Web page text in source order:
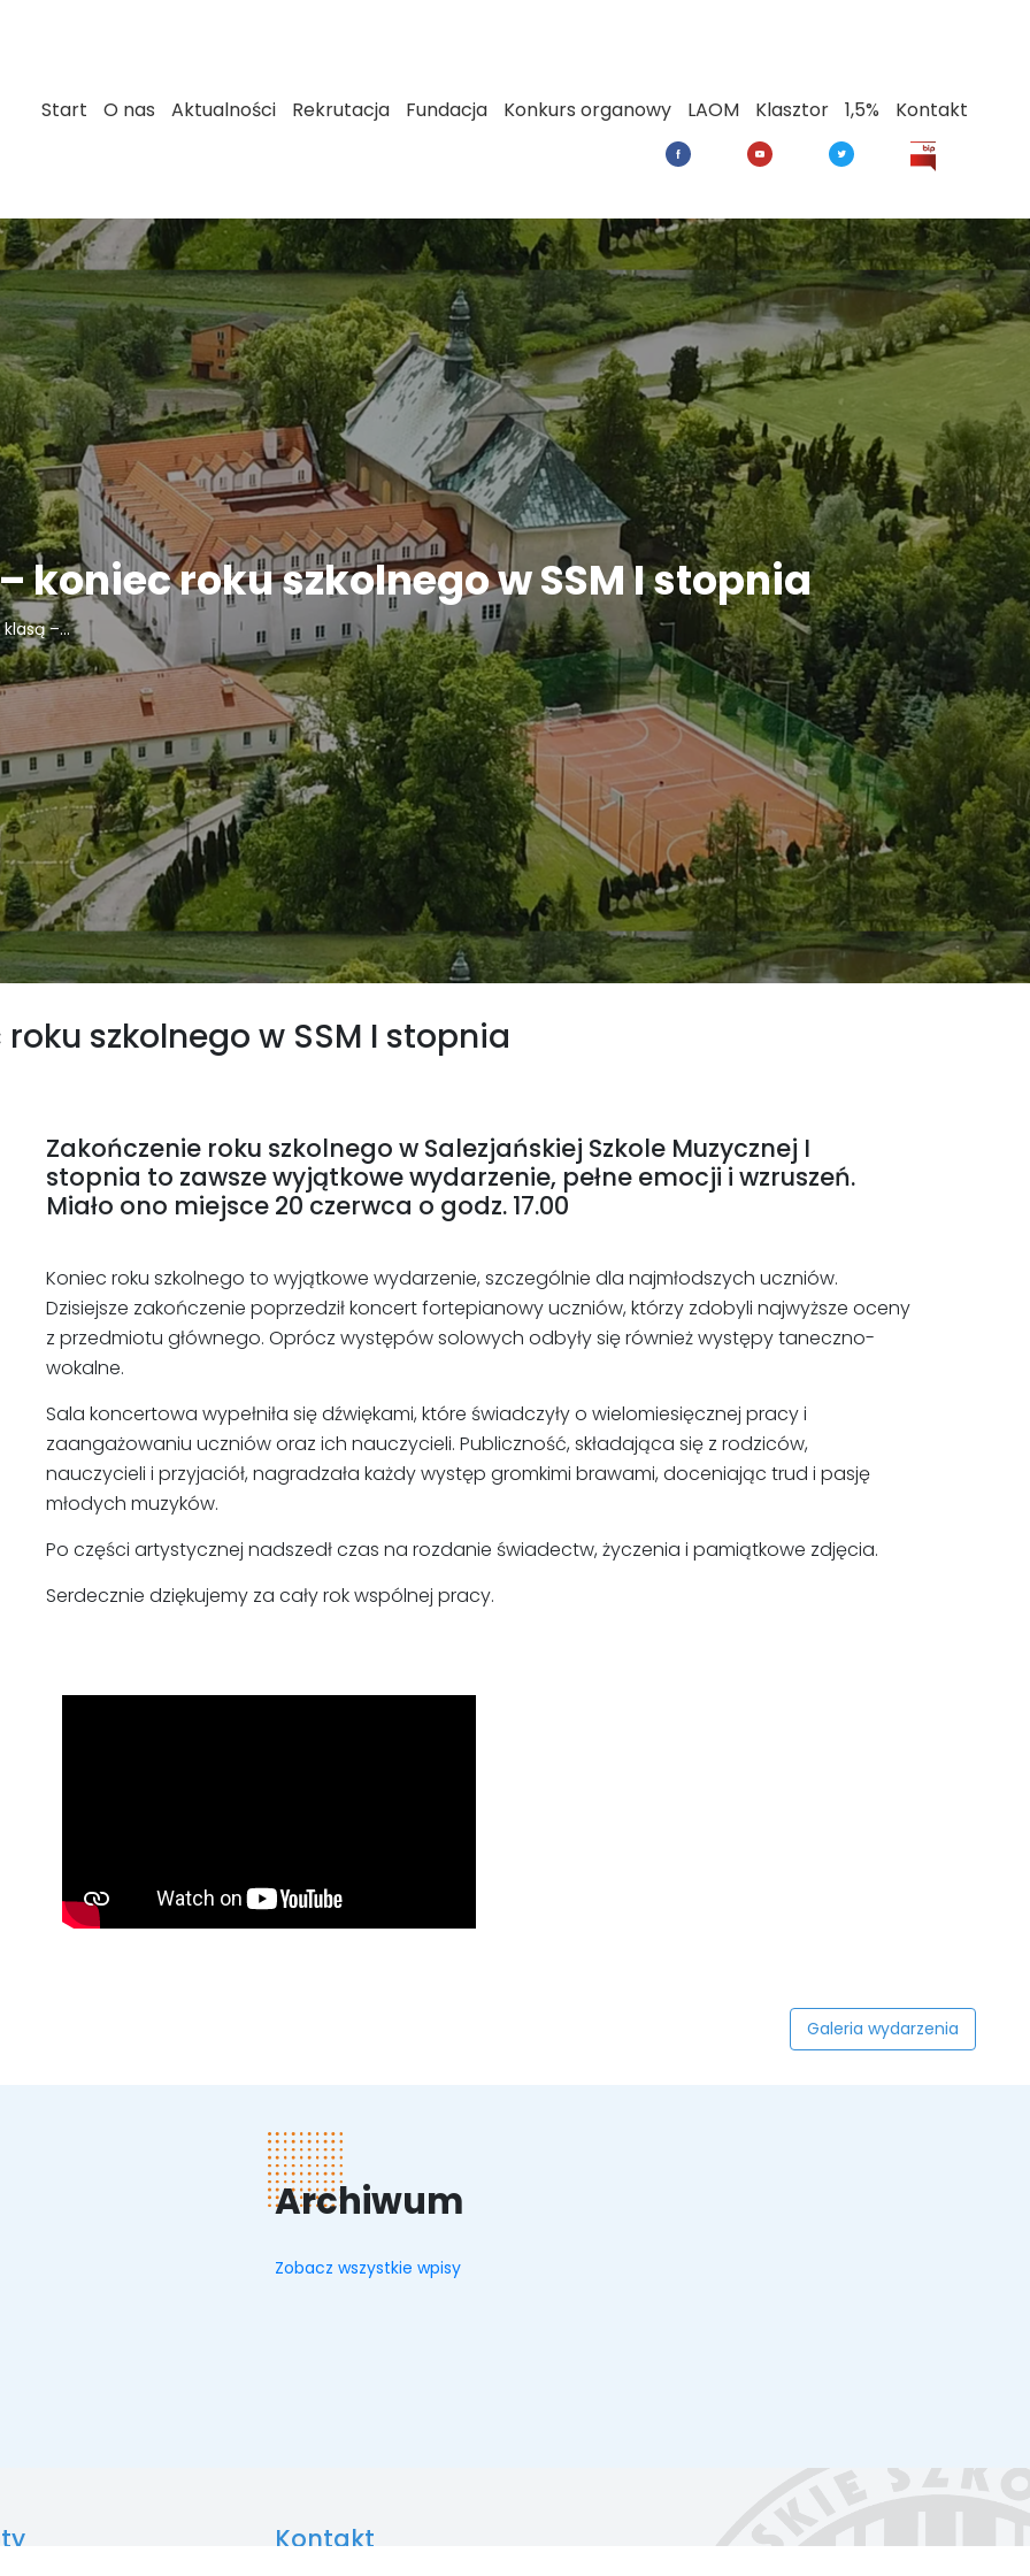
Start O nas Aktualności Rekrutacja Fundacja Konkurs organowy LAOM Klasztor 1,5% Kontakt
koniec roku szkolnego w SSM I stopnia
–...
szkolnego w SSM I stopnia
Zakończenie roku szkolnego w Salezjańskiej Szkole Muzycznej I
stopnia to zawsze wyjątkowe wydarzenie, pełne emocji i wzruszeń.
Miało ono miejsce 20 czerwca o godz. 17.00
Koniec roku szkolnego to wyjątkowe wydarzenie, szczególnie dla najmłodszych uczniów.
Dzisiejsze zakończenie poprzedził koncert fortepianowy uczniów, którzy zdobyli najwyższe oceny
z przedmiotu głównego. Oprócz występów solowych odbyły się również występy taneczno-
wokalne.
Sala koncertowa wypełniła się dźwiękami, które świadczyły o wielomiesięcznej pracy i
zaangażowaniu uczniów oraz ich nauczycieli. Publiczność, składająca się z rodziców,
nauczycieli i przyjaciół, nagradzała każdy występ gromkimi brawami, doceniając trud i pasję
młodych muzyków.
Po części artystycznej nadszedł czas na rozdanie świadectw, życzenia i pamiątkowe zdjęcia.
Serdecznie dziękujemy za cały rok wspólnej pracy.
Galeria wydarzenia
Archiwum
Zobacz wszystkie wpisy
Kontakt